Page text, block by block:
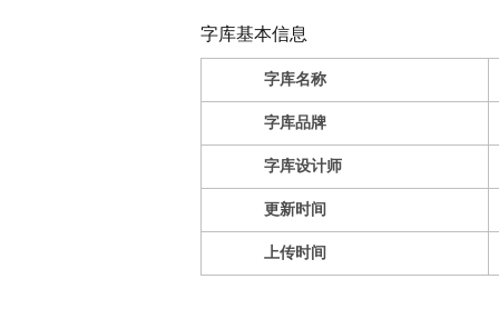
字库基本信息
字库名称
字库品牌
字库设计师
更新时间
上传时间